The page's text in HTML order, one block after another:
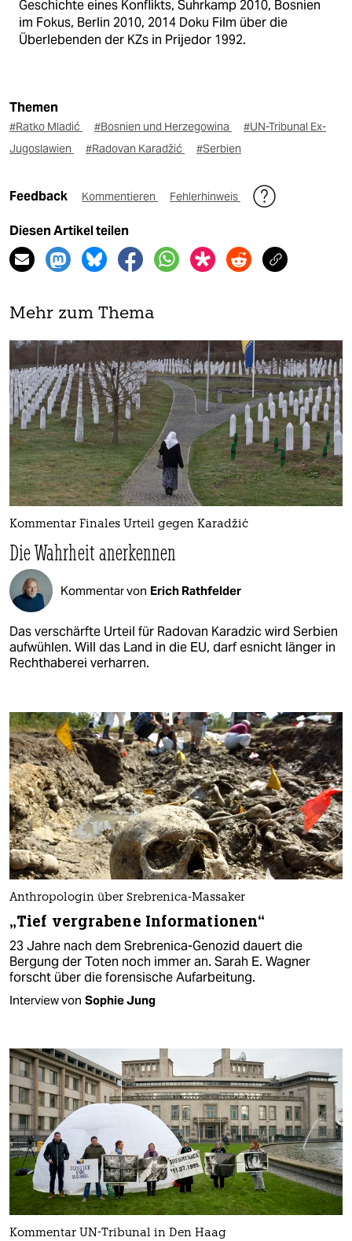
Geschichte eines Konflikts, Suhrkamp 2010, Bosnien
im Fokus, Berlin 2010, 2014 Doku Film über die
Überlebenden der KZs in Prijedor 1992.
Themen
#Ratko Mladić #Bosnien und Herzegowina
#UN-Tribunal Ex-
Jugoslawien
#Radovan Karadžić #Serbien
Feedback Kommentieren Fehlerhinweis
Diesen Artikel teilen
Mehr zum Thema
Kommentar Finales Urteil gegen Karadžić
Die Wahrheit anerkennen
Kommentar von Erich Rathfelder
Das verschärfte Urteil für Radovan Karadzic wird Serbien
aufwühlen. Will das Land in die EU, darf esnicht länger in
Rechthaberei verharren.
Anthropologin über Srebrenica-Massaker
„Tief vergrabene Informationen“
23 Jahre nach dem Srebrenica-Genozid dauert die
Bergung der Toten noch immer an. Sarah E. Wagner
forscht über die forensische Aufarbeitung.
Interview von Sophie Jung
Kommentar UN-Tribunal in Den Haag